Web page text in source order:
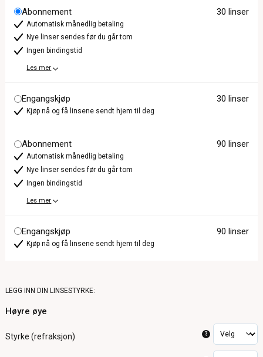
Abonnement 30 linser
Automatisk månedlig betaling
Nye linser sendes før du går tom
Ingen bindingstid
Les mer
Engangskjøp 30 linser
Kjøp nå og få linsene sendt hjem til deg
Abonnement 90 linser
Automatisk månedlig betaling
Nye linser sendes før du går tom
Ingen bindingstid
Les mer
Engangskjøp 90 linser
Kjøp nå og få linsene sendt hjem til deg
LEGG INN DIN LINSESTYRKE:
Høyre øye
Styrke (refraksjon) ?